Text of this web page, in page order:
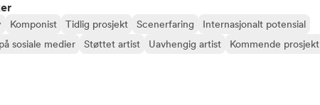
Komponist Tidlig prosjekt Scenerfaring
Internasjonalt potensial
sosiale medier
Støttet artist Uavhengig artist
Kommende prosjekt